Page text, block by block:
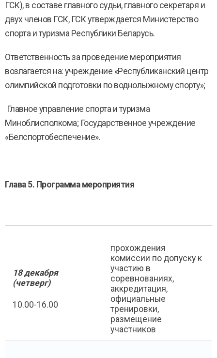
ГСК), в составе главного судьи, главного секретаря и
двух членов ГСК, ГСК утверждается Министерство
спорта и туризма Республики Беларусь.
Ответственность за проведение мероприятия
возлагается на: учреждение «Республиканский центр
олимпийской подготовки по воднолыжному спорту»;
Главное управление спорта и туризма
Миноблисполкома; Государственное учреждение
«Белспортобеспечение».
Глава 5. Программа мероприятия
18 декабря
(четверг)
10.00-16.00
прохождения
комиссии по допуску к
участию в
соревнованиях,
аккредитация,
официальные
тренировки,
размещение
участников